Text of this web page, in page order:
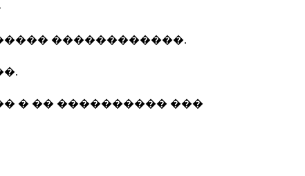
������������.
� �� ���������� ���